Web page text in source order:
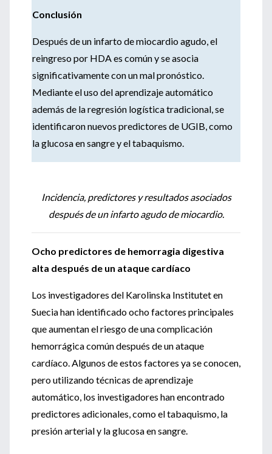
Conclusión
Después de un infarto de miocardio agudo, el
reingreso por HDA es común y se asocia
significativamente con un mal pronóstico.
Mediante el uso del aprendizaje automático
además de la regresión logística tradicional, se
identificaron nuevos predictores de UGIB, como
la glucosa en sangre y el tabaquismo.
Incidencia, predictores y resultados asociados
después de un infarto agudo de miocardio.
Ocho predictores de hemorragia digestiva
alta después de un ataque cardíaco
Los investigadores del Karolinska Institutet en
Suecia han identificado ocho factores principales
que aumentan el riesgo de una complicación
hemorrágica común después de un ataque
cardíaco. Algunos de estos factores ya se conocen,
pero utilizando técnicas de aprendizaje
automático, los investigadores han encontrado
predictores adicionales, como el tabaquismo, la
presión arterial y la glucosa en sangre.